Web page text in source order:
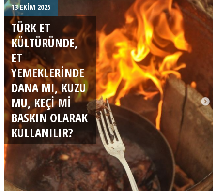
13 EKIM 2025
TÜRK ET
KÜLTÜRÜNDE,
ET
YEMEKLERINDE
DANA MI, KUZU
MU, KEÇI MI
BASKIN OLARAK
KULLANILIR?